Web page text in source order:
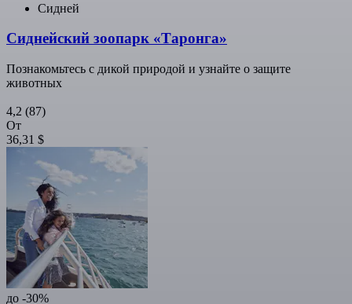
Сидней
Сиднейский зоопарк «Таронга»
Познакомьтесь с дикой природой и узнайте о защите
животных
4,2 (87)
От
36,31 $
до -30%